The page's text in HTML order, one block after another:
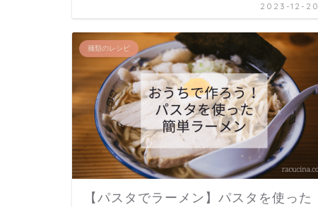
2023-12-20
麺類のレシピ
【パスタでラーメン】パスタを使った